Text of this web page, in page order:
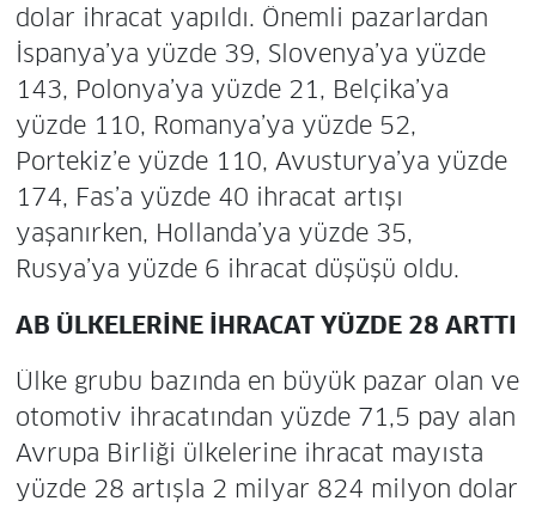
dolar ihracat yapıldı. Önemli pazarlardan
İspanya’ya yüzde 39, Slovenya’ya yüzde
143, Polonya’ya yüzde 21, Belçika’ya
yüzde 110, Romanya’ya yüzde 52,
Portekiz’e yüzde 110, Avusturya’ya yüzde
174, Fas’a yüzde 40 ihracat artışı
yaşanırken, Hollanda’ya yüzde 35,
Rusya’ya yüzde 6 ihracat düşüşü oldu.
AB ÜLKELERİNE İHRACAT YÜZDE 28 ARTTI
Ülke grubu bazında en büyük pazar olan ve
otomotiv ihracatından yüzde 71,5 pay alan
Avrupa Birliği ülkelerine ihracat mayısta
yüzde 28 artışla 2 milyar 824 milyon dolar